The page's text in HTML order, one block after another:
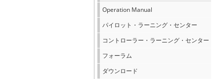
Operation Manual
パイロット・ラーニング・センター
コントローラー・ラーニング・センター
フォーラム
ダウンロード